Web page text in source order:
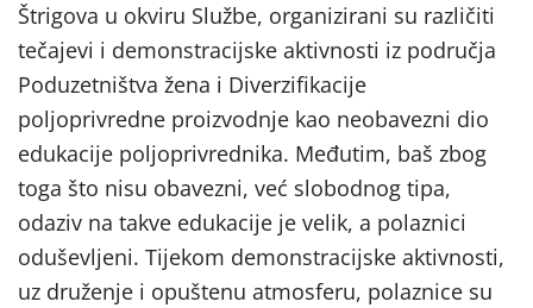
Štrigova u okviru Službe, organizirani su različiti
tečajevi i demonstracijske aktivnosti iz područja
Poduzetništva žena i Diverzifikacije
poljoprivredne proizvodnje kao neobavezni dio
edukacije poljoprivrednika. Međutim, baš zbog
toga što nisu obavezni, već slobodnog tipa,
odaziv na takve edukacije je velik, a polaznici
oduševljeni. Tijekom demonstracijske aktivnosti,
uz druženje i opuštenu atmosferu, polaznice su